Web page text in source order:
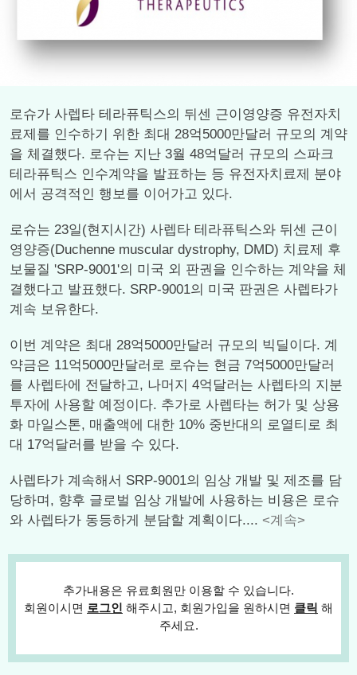
로슈가 사렙타 테라퓨틱스의 뒤센 근이영양증 유전자치
료제를 인수하기 위한 최대 28억5000만달러 규모의 계약
을 체결했다. 로슈는 지난 3월 48억달러 규모의 스파크
테라퓨틱스 인수계약을 발표하는 등 유전자치료제 분야
에서 공격적인 행보를 이어가고 있다.
로슈는 23일(현지시간) 사렙타 테라퓨틱스와 뒤센 근이
영양증(Duchenne muscular dystrophy, DMD) 치료제 후
보물질 'SRP-9001'의 미국 외 판권을 인수하는 계약을 체
결했다고 발표했다. SRP-9001의 미국 판권은 사렙타가
계속 보유한다.
이번 계약은 최대 28억5000만달러 규모의 빅딜이다. 계
약금은 11억5000만달러로 로슈는 현금 7억5000만달러
를 사렙타에 전달하고, 나머지 4억달러는 사렙타의 지분
투자에 사용할 예정이다. 추가로 사렙타는 허가 및 상용
화 마일스톤, 매출액에 대한 10% 중반대의 로열티로 최
대 17억달러를 받을 수 있다.
사렙타가 계속해서 SRP-9001의 임상 개발 및 제조를 담
당하며, 향후 글로벌 임상 개발에 사용하는 비용은 로슈
와 사렙타가 동등하게 분담할 계획이다.... <계속>
추가내용은 유료회원만 이용할 수 있습니다.
회원이시면 로그인 해주시고, 회원가입을 원하시면 클릭 해
주세요.